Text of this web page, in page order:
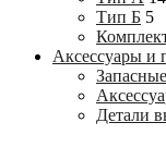
Тип Б 5
Аксессуары и
Детали